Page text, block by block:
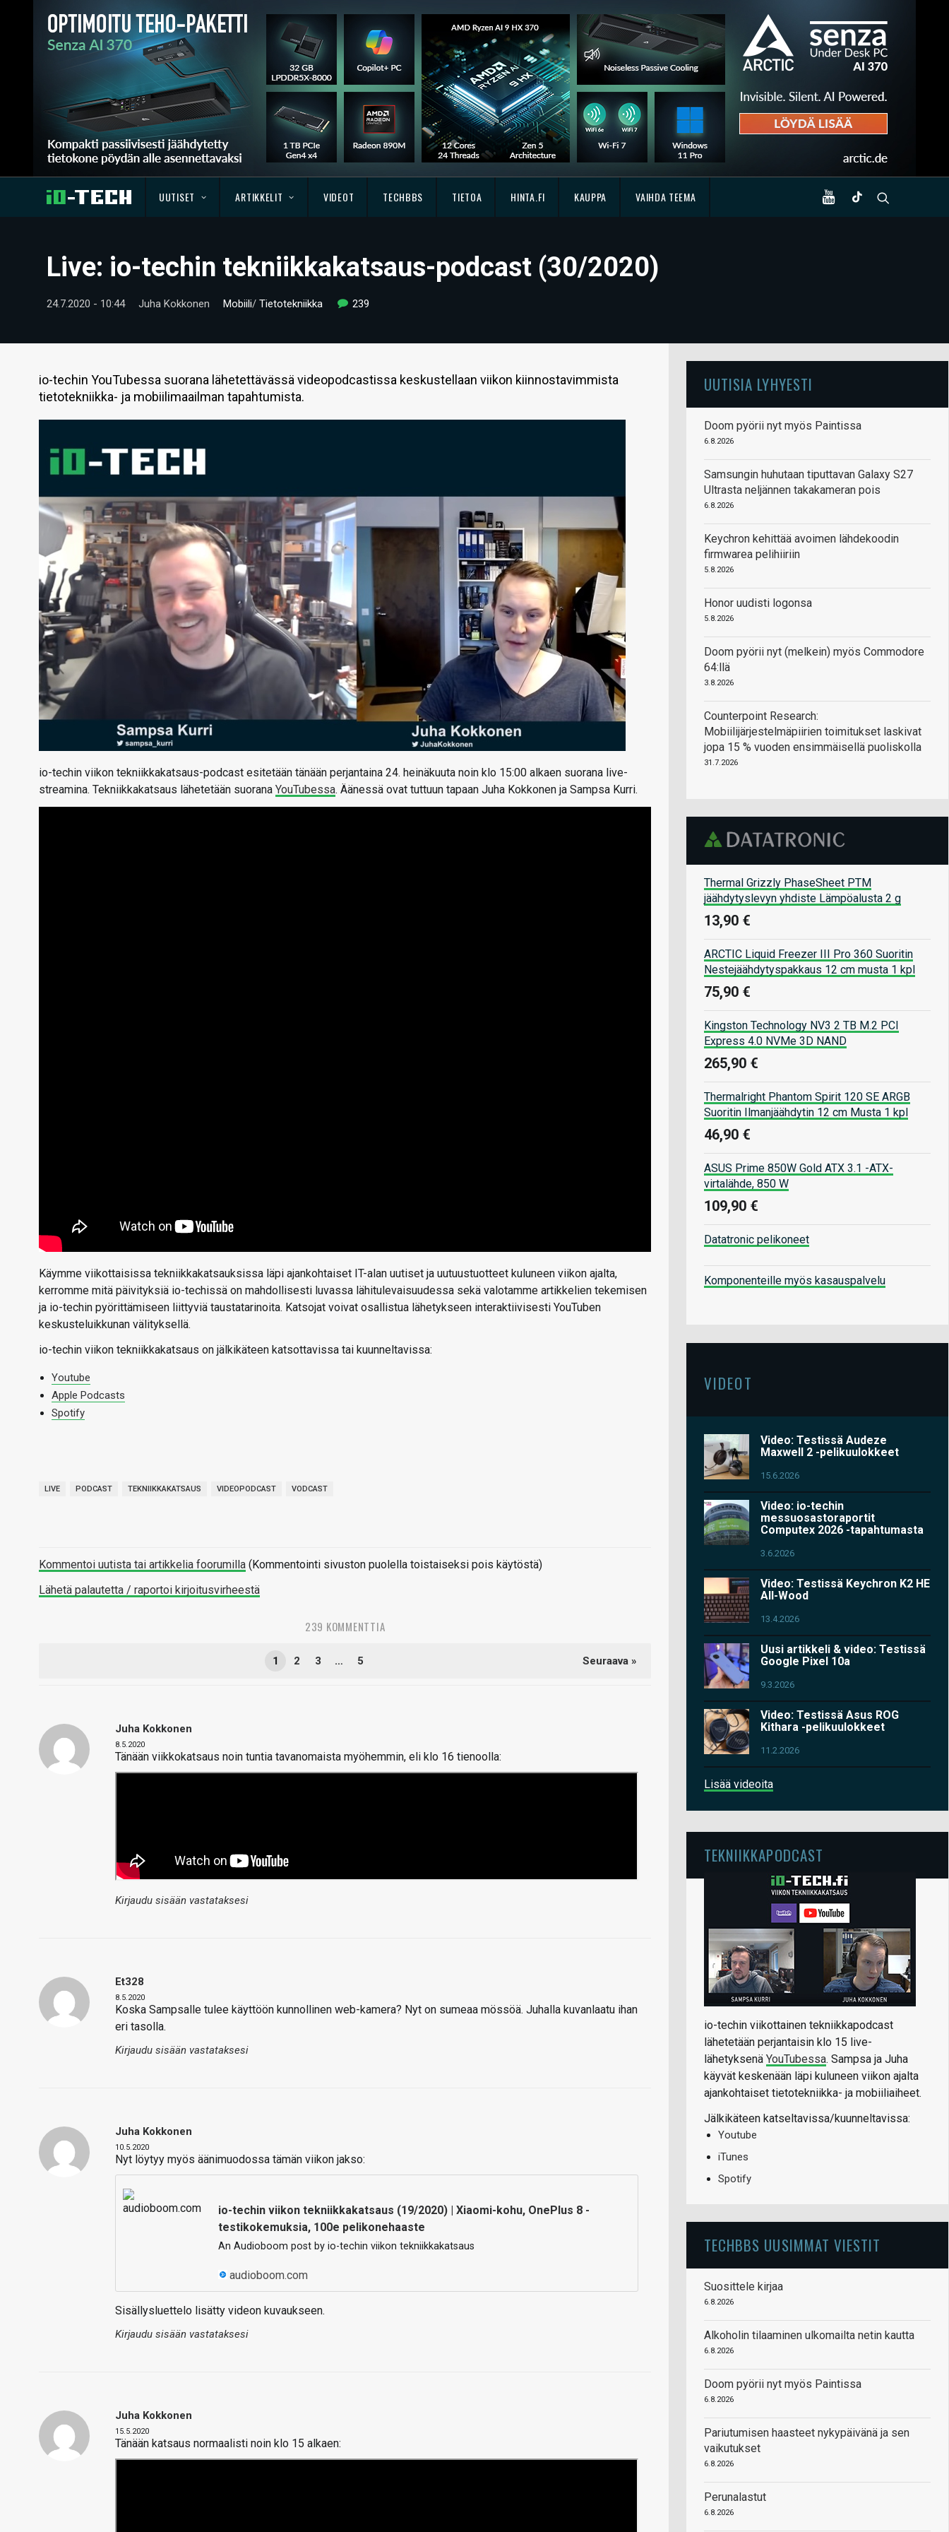
UUTISET ARTIKKELIT VIDEOT TECHBBS TIETOA HINTA.FI KAUPPA VAIHDA TEEMA
Live: io-techin tekniikkakatsaus-podcast (30/2020)
24.7.2020 - 10:44 Juha Kokkonen Mobiili/ Tietotekniikka 239
io-techin YouTubessa suorana lähetettävässä videopodcastissa keskustellaan viikon kiinnostavimmista
tietotekniikka- ja mobiilimaailman tapahtumista.
io-techin viikon tekniikkakatsaus-podcast esitetään tänään perjantaina 24. heinäkuuta noin klo 15:00 alkaen suorana live-
streamina. Tekniikkakatsaus lähetetään suorana YouTubessa. Äänessä ovat tuttuun tapaan Juha Kokkonen ja Sampsa Kurri.
Käymme viikottaisissa tekniikkakatsauksissa läpi ajankohtaiset IT-alan uutiset ja uutuustuotteet kuluneen viikon ajalta,
kerromme mitä päivityksiä io-techissä on mahdollisesti luvassa lähitulevaisuudessa sekä valotamme artikkelien tekemisen
ja io-techin pyörittämiseen liittyviä taustatarinoita. Katsojat voivat osallistua lähetykseen interaktiivisesti YouTuben
keskusteluikkunan välityksellä.
io-techin viikon tekniikkakatsaus on jälkikäteen katsottavissa tai kuunneltavissa:
Youtube
Apple Podcasts
Spotify
LIVE PODCAST TEKNIIKKAKATSAUS VIDEOPODCAST VODCAST
Kommentoi uutista tai artikkelia foorumilla (Kommentointi sivuston puolella toistaiseksi pois käytöstä)
Lähetä palautetta / raportoi kirjoitusvirheestä
239 KOMMENTTIA
1 2 3 … 5 Seuraava »
Juha Kokkonen
8.5.2020
Tänään viikkokatsaus noin tuntia tavanomaista myöhemmin, eli klo 16 tienoolla:
Kirjaudu sisään vastataksesi
Et328
8.5.2020
Koska Sampsalle tulee käyttöön kunnollinen web-kamera? Nyt on sumeaa mössöä. Juhalla kuvanlaatu ihan
eri tasolla.
Kirjaudu sisään vastataksesi
Juha Kokkonen
10.5.2020
Nyt löytyy myös äänimuodossa tämän viikon jakso:
io-techin viikon tekniikkakatsaus (19/2020) | Xiaomi-kohu, OnePlus 8 -
testikokemuksia, 100e pelikonehaaste
An Audioboom post by io-techin viikon tekniikkakatsaus
audioboom.com
Sisällysluettelo lisätty videon kuvaukseen.
Kirjaudu sisään vastataksesi
Juha Kokkonen
15.5.2020
Tänään katsaus normaalisti noin klo 15 alkaen:
UUTISIA LYHYESTI
Doom pyörii nyt myös Paintissa
6.8.2026
Samsungin huhutaan tiputtavan Galaxy S27
Ultrasta neljännen takakameran pois
6.8.2026
Keychron kehittää avoimen lähdekoodin
firmwarea pelihiiriin
5.8.2026
Honor uudisti logonsa
5.8.2026
Doom pyörii nyt (melkein) myös Commodore
64:llä
3.8.2026
Counterpoint Research:
Mobiilijärjestelmäpiirien toimitukset laskivat
jopa 15 % vuoden ensimmäisellä puoliskolla
31.7.2026
Thermal Grizzly PhaseSheet PTM
jäähdytyslevyn yhdiste Lämpöalusta 2 g
13,90 €
ARCTIC Liquid Freezer III Pro 360 Suoritin
Nestejäähdytyspakkaus 12 cm musta 1 kpl
75,90 €
Kingston Technology NV3 2 TB M.2 PCI
Express 4.0 NVMe 3D NAND
265,90 €
Thermalright Phantom Spirit 120 SE ARGB
Suoritin Ilmanjäähdytin 12 cm Musta 1 kpl
46,90 €
ASUS Prime 850W Gold ATX 3.1 -ATX-
virtalähde, 850 W
109,90 €
Datatronic pelikoneet
Komponenteille myös kasauspalvelu
VIDEOT
Video: Testissä Audeze
Maxwell 2 -pelikuulokkeet
15.6.2026
Video: io-techin
messuosastoraportit
Computex 2026 -tapahtumasta
3.6.2026
Video: Testissä Keychron K2 HE
All-Wood
13.4.2026
Uusi artikkeli & video: Testissä
Google Pixel 10a
9.3.2026
Video: Testissä Asus ROG
Kithara -pelikuulokkeet
11.2.2026
Lisää videoita
TEKNIIKKAPODCAST
io-techin viikottainen tekniikkapodcast
lähetetään perjantaisin klo 15 live-
lähetyksenä YouTubessa. Sampsa ja Juha
käyvät keskenään läpi kuluneen viikon ajalta
ajankohtaiset tietotekniikka- ja mobiiliaiheet.
Jälkikäteen katseltavissa/kuunneltavissa:
Youtube
iTunes
Spotify
TECHBBS UUSIMMAT VIESTIT
Suosittele kirjaa
6.8.2026
Alkoholin tilaaminen ulkomailta netin kautta
6.8.2026
Doom pyörii nyt myös Paintissa
6.8.2026
Pariutumisen haasteet nykypäivänä ja sen
vaikutukset
6.8.2026
Perunalastut
6.8.2026